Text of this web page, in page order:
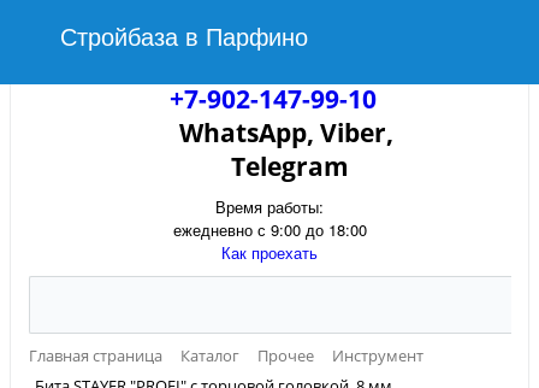
Стройбаза в Парфино
+7-902-147-99-10
WhatsApp, Viber,
Telegram
Время работы:
ежедневно с 9:00 до 18:00
Как проехать
Главная страница Каталог Прочее
Инструмент